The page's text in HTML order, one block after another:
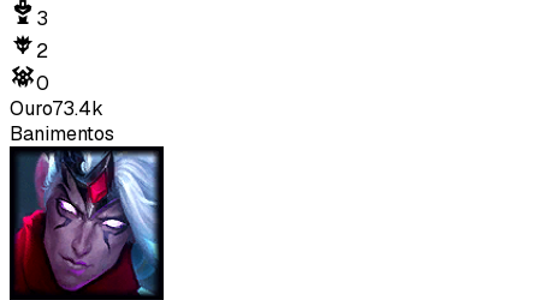
3
2
0
Ouro73.4k
Banimentos